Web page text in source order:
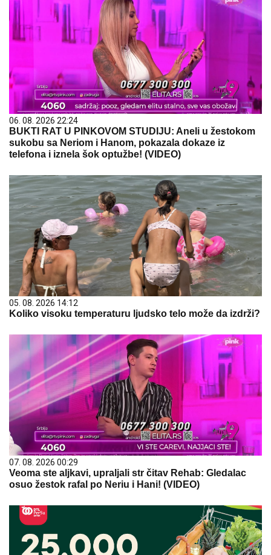
06. 08. 2026 22:24
BUKTI RAT U PINKOVOM STUDIJU: Aneli u žestokom
sukobu sa Neriom i Hanom, pokazala dokaze iz
telefona i iznela šok optužbe! (VIDEO)
05. 08. 2026 14:12
Koliko visoku temperaturu ljudsko telo može da izdrži?
07. 08. 2026 00:29
Veoma ste aljkavi, upraljali str čitav Rehab: Gledalac
osuo žestok rafal po Neriu i Hani! (VIDEO)